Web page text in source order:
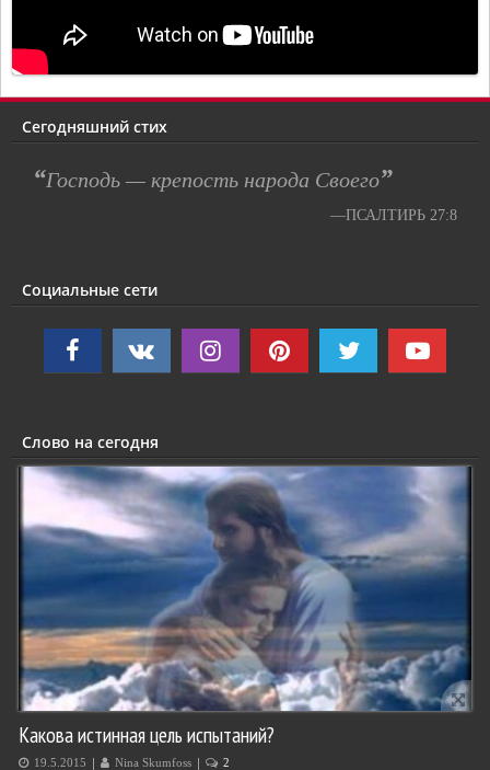
Сегодняшний стих
“Господь — крепость народа Своего”
—ПСАЛТИРЬ 27:8
Социальные сети
Слово на сегодня
Какова истинная цель испытаний?
19.5.2015 | Nina Skumfoss | 2